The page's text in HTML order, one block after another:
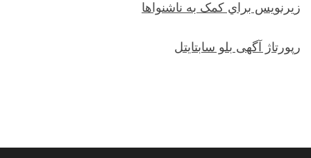
زيرنويس براي کمک به ناشنواها
رپورتاژ آگهی بلو سابتایتل